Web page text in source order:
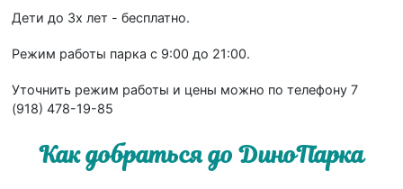
Дети до 3х лет - бесплатно.
Режим работы парка с 9:00 до 21:00.
Уточнить режим работы и цены можно по телефону 7
(918) 478-19-85
Как добраться до ДиноПарка